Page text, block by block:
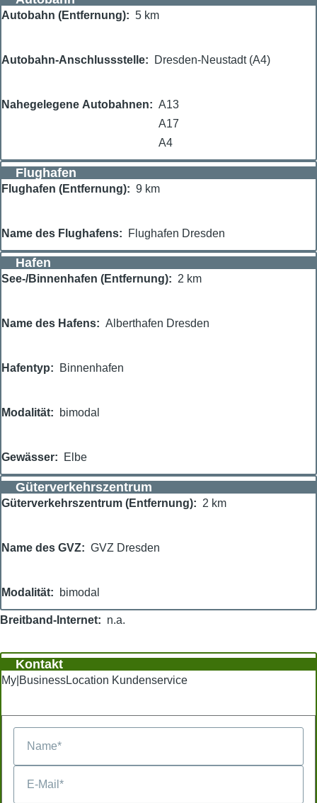
Autobahn (Entfernung) 5 km
Autobahn-Anschlussstelle Dresden-Neustadt (A4)
Nahegelegene Autobahnen
A13
A17
A4
Flughafen
Flughafen (Entfernung) 9 km
Name des Flughafens Flughafen Dresden
Hafen
See-/Binnenhafen (Entfernung) 2 km
Name des Hafens Alberthafen Dresden
Hafentyp Binnenhafen
Modalität bimodal
Gewässer Elbe
Güterverkehrszentrum
Güterverkehrszentrum (Entfernung) 2 km
Name des GVZ GVZ Dresden
Modalität bimodal
Breitband-Internet n.a.
Kontakt
My|BusinessLocation Kundenservice